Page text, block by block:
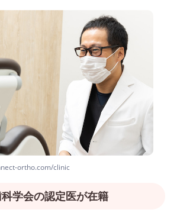
ortho.com/clinic
学会の認定医が在籍